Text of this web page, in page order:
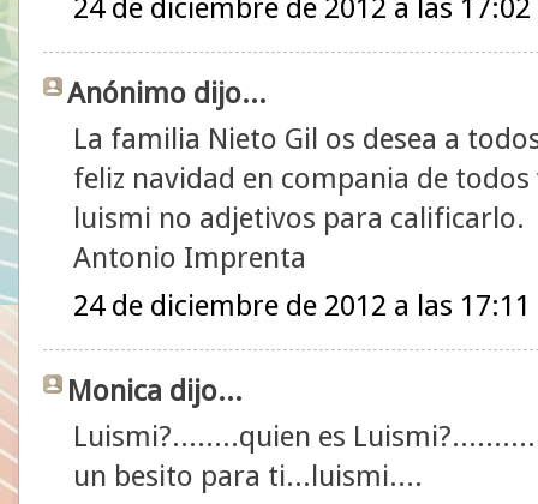
24 de diciembre de 2012 a las 17:02
Anónimo dijo...
La familia Nieto Gil os desea a
feliz navidad en compania de
luismi no adjetivos para calificarlo.
Antonio Imprenta
24 de diciembre de 2012 a las 17:11
Monica dijo...
Luismi?........quien es
un besito para ti...luismi....